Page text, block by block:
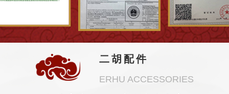
二胡配件
ERHU ACCESSORIES